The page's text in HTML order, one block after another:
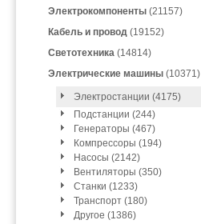
Электрокомпоненты (21157)
Кабель и провод (19152)
Светотехника (14814)
Электрические машины (10371)
Электростанции (4175)
Подстанции (244)
Генераторы (467)
Компрессоры (194)
Насосы (2142)
Вентиляторы (350)
Станки (1233)
Транспорт (180)
Другое (1386)